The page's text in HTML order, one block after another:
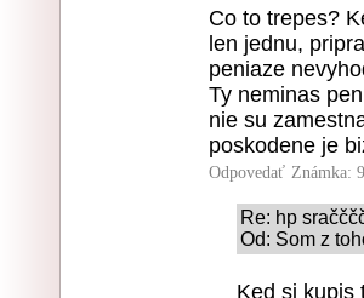
Co to trepes?
len jednu,
peniaze
Ty neminas
nie su
poskodene je
Odpovedať Známka:
Re: hp
Od: Som z
Ked si kupis